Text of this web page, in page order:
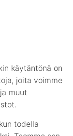
käytäntönä on
joita voimme
muut
todella